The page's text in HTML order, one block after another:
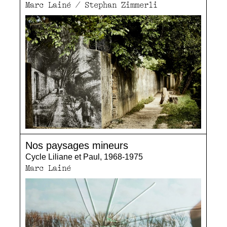
Marc Lainé / Stephan Zimmerli
Nos paysages mineurs
Cycle Liliane et Paul, 1968-1975
Marc Lainé